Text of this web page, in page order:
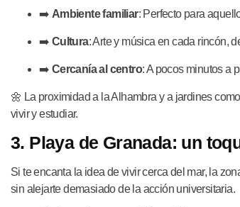
➡️ Ambiente familiar: Perfecto para
➡️ Cultura: Arte y música en cada rincón,
➡️ Cercanía al centro: A pocos minutos a
🌼 La proximidad a la Alhambra y a jardines
vivir y estudiar.
3. Playa de Granada: un
Si te encanta la idea de vivir cerca del mar, la
sin alejarte demasiado de la acción universitaria.